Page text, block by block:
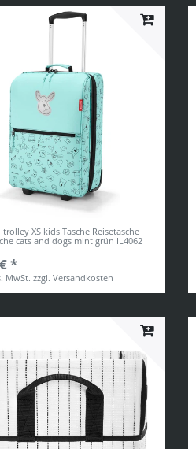
XS kids Tasche Reisetasche
cats and dogs mint grün IL4062
*
MwSt. zzgl.Versandkosten